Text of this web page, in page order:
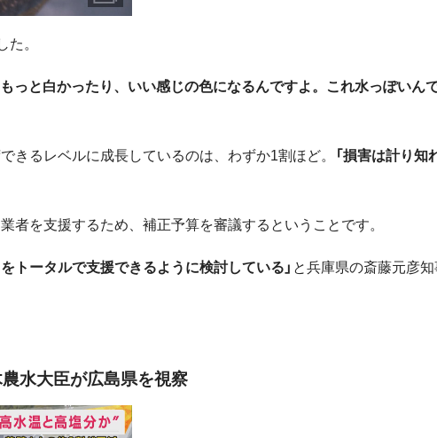
。
もっと白かったり、いい感じの色になるんですよ。これ水っぽいん
るレベルに成長しているのは、わずか1割ほど。 「損害は計り知
者を支援するため、補正予算を審議するということです。
トータルで支援できるように検討している」 と兵庫県の斎藤元彦
農水大臣が広島県を視察